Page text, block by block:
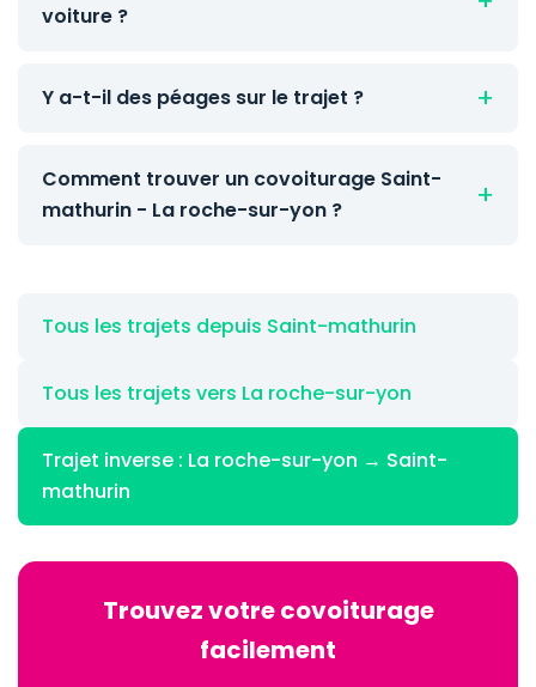
voiture ?
Y a-t-il des péages sur le trajet ?
Comment trouver un covoiturage Saint-
mathurin - La roche-sur-yon ?
Tous les trajets depuis Saint-mathurin
Tous les trajets vers La roche-sur-yon
Trajet inverse : La roche-sur-yon → Saint-
mathurin
Trouvez votre covoiturage
facilement